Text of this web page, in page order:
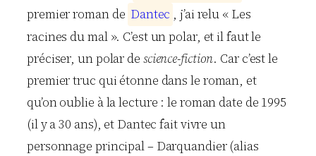
premier roman de Dantec , j’ai relu « Les
racines du mal ». C’est un polar, et il faut le
préciser, un polar de science-fiction. Car c’est le
premier truc qui étonne dans le roman, et
qu’on oublie à la lecture : le roman date de 1995
(il y a 30 ans), et Dantec fait vivre un
personnage principal – Darquandier (alias